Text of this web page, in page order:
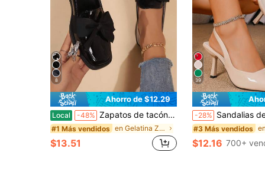
8
Ahorro de $12.29
Local -48% Zapatos de tacón bajo con punta cuadrada y decoración de lazo versátiles para mujer, mocasines de tela de espejo sin cordones, zapatos de cuero con tacón grueso, zapatos de cuero estilo británico, zapatos de trabajo para mujer, zapatos, tacones altos, zapatos negros, tacones bajos, zapatos negros, tacones altos negros, mocasines para mujer, zapatos Mary Jane, tacones altos transparentes, tacones altos para mujer, mules para mujer, zapatos de oficina, zapatos para mujer, zapatos de tacón medio negros, zapatos de trabajo, estilo preppy, zapatos de punta cuadrada vintage, zapatos minimalistas, mocasines negros, mocasines de espejo de material PU
#1 Más vendidos en Gelatina Zapatos de tacón de mujer
$13.51
39
-28% Sandalias de tacón de
#3 Más vendidos
$12.16 700+